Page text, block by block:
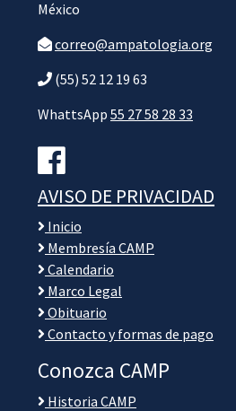
México
correo@ampatologia.org
(55) 52 12 19 63
WhattsApp 55 27 58 28 33
AVISO DE PRIVACIDAD
Inicio
Membresía CAMP
Calendario
Marco Legal
Obituario
Contacto y formas de pago
Conozca CAMP
Historia CAMP